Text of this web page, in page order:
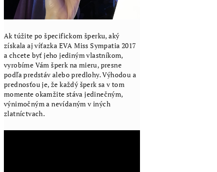
Ak túžite po špecifickom šperku, aký
získala aj víťazka EVA Miss Sympatia 2017
a chcete byť jeho jediným vlastníkom,
vyrobíme Vám šperk na mieru, presne
podľa predstáv alebo predlohy. Výhodou a
prednosťou je, že každý šperk sa v tom
momente okamžite stáva jedinečným,
výnimočným a nevídaným v iných
zlatníctvach.